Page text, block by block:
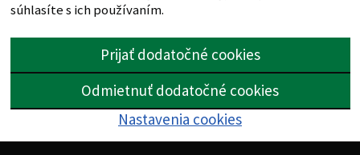
súhlasíte s ich používaním.
Prijať dodatočné cookies
Odmietnuť dodatočné cookies
Nastavenia cookies